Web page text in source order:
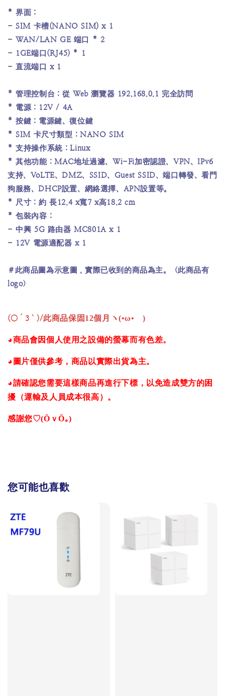
* 界面：
- SIM 卡槽(NANO SIM) x 1
- WAN/LAN GE 端口 * 2
- 1GE端口(RJ45) * 1
- 直流端口 x 1
* 管理控制台：從 Web 瀏覽器 192.168.0.1 完全訪問
* 電源：12V / 4A
* 按鍵：電源鍵、復位鍵
* SIM 卡尺寸類型：NANO SIM
* 支持操作系統：Linux
* 其他功能：MAC地址過濾、Wi-Fi加密認證、VPN、IPv6
支持、VoLTE、DMZ、SSID、Guest SSID、端口轉發、看門
狗服務、DHCP設置、網絡選擇、APN設置等。
* 尺寸：約 長12.4 x寬7 x高18.2 cm
* 包裝內容：
- 中興 5G 路由器 MC801A x 1
- 12V 電源適配器 x 1
＃此商品圖為示意圖，實際已收到的商品為主。（此商品有
logo）
(○´3｀)/此商品保固12個月ヽ(•ω•ゞ)
◕商品會因個人使用之設備的螢幕而有色差。
◕圖片僅供參考，商品以實際出貨為主。
◕請確認您需要這樣商品再進行下標，以免造成雙方的困
擾（運輸及人員成本很高）。
感謝您♡(ӦｖӦ｡)
您可能也喜歡